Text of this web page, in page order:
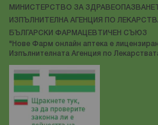
МИНИСТЕРСТВО ЗА
ИЗПЪЛНИТЕЛНА АГЕНЦИЯ ПО
БЪЛГАРСКИ ФАРМАЦЕВТИЧЕН СЪЮЗ
"Нове Фарм онлайн аптека е
Изпълнителната Агенция по